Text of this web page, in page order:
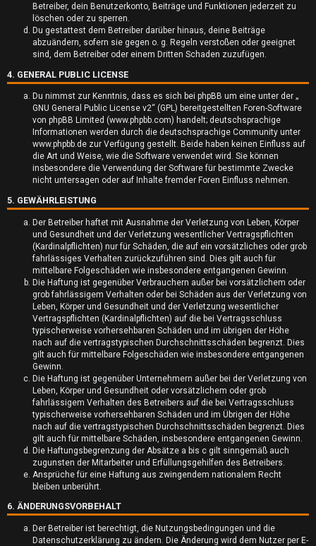
h
n
Betreiber, dein Benutzerkonto, Beiträge und Funktionen jederzeit zu
löschen oder zu sperren.
Du gestattest dem Betreiber darüber hinaus, deine Beiträge
abzuändern, sofern sie gegen o. g. Regeln verstoßen oder geeignet
sind, dem Betreiber oder einem Dritten Schaden zuzufügen.
4. GENERAL PUBLIC LICENSE
Du nimmst zur Kenntnis, dass es sich bei phpBB um eine unter der „
GNU General Public License v2“ (GPL) bereitgestellten Foren-Software
von phpBB Limited (www.phpbb.com) handelt; deutschsprachige
Informationen werden durch die deutschsprachige Community unter
www.phpbb.de zur Verfügung gestellt. Beide haben keinen Einfluss auf
die Art und Weise, wie die Software verwendet wird. Sie können
insbesondere die Verwendung der Software für bestimmte Zwecke
nicht untersagen oder auf Inhalte fremder Foren Einfluss nehmen.
5. GEWÄHRLEISTUNG
Der Betreiber haftet mit Ausnahme der Verletzung von Leben, Körper
und Gesundheit und der Verletzung wesentlicher Vertragspflichten
(Kardinalpflichten) nur für Schäden, die auf ein vorsätzliches oder grob
fahrlässiges Verhalten zurückzuführen sind. Dies gilt auch für
mittelbare Folgeschäden wie insbesondere entgangenen Gewinn.
Die Haftung ist gegenüber Verbrauchern außer bei vorsätzlichem oder
grob fahrlässigem Verhalten oder bei Schäden aus der Verletzung von
Leben, Körper und Gesundheit und der Verletzung wesentlicher
Vertragspflichten (Kardinalpflichten) auf die bei Vertragsschluss
typischerweise vorhersehbaren Schäden und im übrigen der Höhe
nach auf die vertragstypischen Durchschnittsschäden begrenzt. Dies
gilt auch für mittelbare Folgeschäden wie insbesondere entgangenen
Gewinn.
Die Haftung ist gegenüber Unternehmern außer bei der Verletzung von
Leben, Körper und Gesundheit oder vorsätzlichem oder grob
fahrlässigem Verhalten des Betreibers auf die bei Vertragsschluss
typischerweise vorhersehbaren Schäden und im Übrigen der Höhe
nach auf die vertragstypischen Durchschnittsschäden begrenzt. Dies
gilt auch für mittelbare Schäden, insbesondere entgangenen Gewinn.
Die Haftungsbegrenzung der Absätze a bis c gilt sinngemäß auch
zugunsten der Mitarbeiter und Erfüllungsgehilfen des Betreibers.
Ansprüche für eine Haftung aus zwingendem nationalem Recht
bleiben unberührt.
6. ÄNDERUNGSVORBEHALT
Der Betreiber ist berechtigt, die Nutzungsbedingungen und die
Datenschutzerklärung zu ändern. Die Änderung wird dem Nutzer per E-